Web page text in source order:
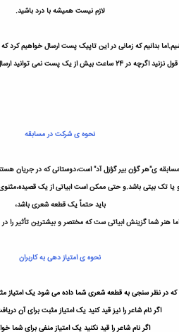
لازم نیست همیشه با درد باشید.
روزی این احساس در شما نباشد اجباری نیست.
نحوه ی شرکت در مسابقه
ی"هر گؤن بیر گؤزل آد" است،دوستانی که در جریان هستند
باشد.و حتی ممکن است ابیاتی از یک قصیده،مثنوی،
باید حتماً یک قطعه شعری باشد،
هنر شما گزینش ابیاتی ست که مختصر و بیشترین تأثیر را
نحوه ی امتیاز دهی به کاربران
که در نظر سنجی به قطعه شعری شما داده می شود یک امتیاز
اگر نام شاعر را نیز قید کنید یک امتیاز مثبت برای آن
اگر نام شاعر را قید نکنید یک امتیاز منفی برای شما